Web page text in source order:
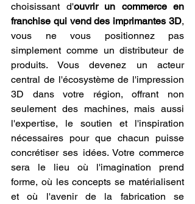
choisissant d'ouvrir un commerce en
franchise qui vend des imprimantes 3D,
vous ne vous positionnez pas
simplement comme un distributeur de
produits. Vous devenez un acteur
central de l'écosystème de l'impression
3D dans votre région, offrant non
seulement des machines, mais aussi
l'expertise, le soutien et l'inspiration
nécessaires pour que chacun puisse
concrétiser ses idées. Votre commerce
sera le lieu où l'imagination prend
forme, où les concepts se matérialisent
et où l'avenir de la fabrication se